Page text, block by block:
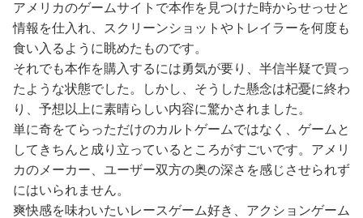
アメリカのゲームサイトで本作を見つけた時からせっせと
情報を仕入れ、スクリーンショットやトレイラーを何度も
食い入るように眺めたものです。
それでも本作を購入するには勇気が要り、半信半疑で買っ
たような状態でした。しかし、そうした懸念は杞憂に終わ
り、予想以上に素晴らしい内容に驚かされました。
単に奇をてらっただけのカルトゲームではなく、ゲームと
してきちんと成り立っているところがすごいです。アメリ
カのメーカー、ユーザー双方の奥の深さを感じさせられず
にはいられません。
爽快感を味わいたいレースゲーム好き、アクションゲーム